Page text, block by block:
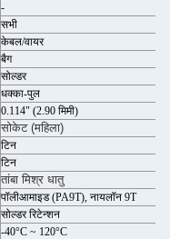
-
सभी
केबल/वायर
बैग
सोल्डर
धक्का-पुल
0.114" (2.90 मिमी)
सोकेट (महिला)
टिन
टिन
तांबा मिश्र धातु
पॉलीआमाइड (PA9T), नायलॉन 9T
सोल्डर रिटेन्शन
-40°C ~ 120°C